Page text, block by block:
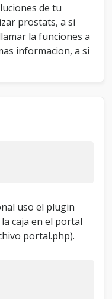
de tu
prostats, a si
la funciones a
informacion, a si
uso el plugin
caja en el portal
portal.php).